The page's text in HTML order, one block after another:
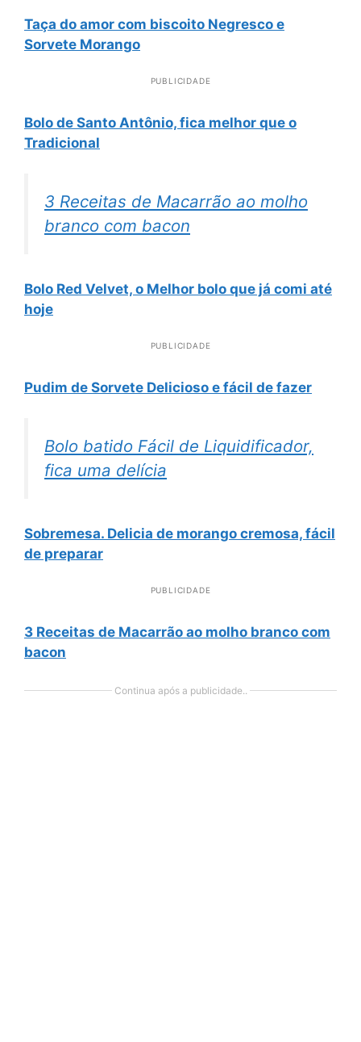
Taça do amor com biscoito Negresco e
Sorvete Morango
PUBLICIDADE
Bolo de Santo Antônio, fica melhor que o
Tradicional
3 Receitas de Macarrão ao molho
branco com bacon
Bolo Red Velvet, o Melhor bolo que já comi até
hoje
PUBLICIDADE
Pudim de Sorvete Delicioso e fácil de fazer
Bolo batido Fácil de Liquidificador,
fica uma delícia
Sobremesa. Delicia de morango cremosa, fácil
de preparar
PUBLICIDADE
3 Receitas de Macarrão ao molho branco com
bacon
Continua após a publicidade..